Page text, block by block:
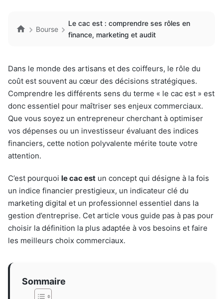
Bourse
Le cac est : comprendre ses rôles en
finance, marketing et audit
Dans le monde des artisans et des coiffeurs, le rôle du
coût est souvent au cœur des décisions stratégiques.
Comprendre les différents sens du terme « le cac est » est
donc essentiel pour maîtriser ses enjeux commerciaux.
Que vous soyez un entrepreneur cherchant à optimiser
vos dépenses ou un investisseur évaluant des indices
financiers, cette notion polyvalente mérite toute votre
attention.
C’est pourquoi le cac est un concept qui désigne à la fois
un indice financier prestigieux, un indicateur clé du
marketing digital et un professionnel essentiel dans la
gestion d’entreprise. Cet article vous guide pas à pas pour
choisir la définition la plus adaptée à vos besoins et faire
les meilleurs choix commerciaux.
Sommaire